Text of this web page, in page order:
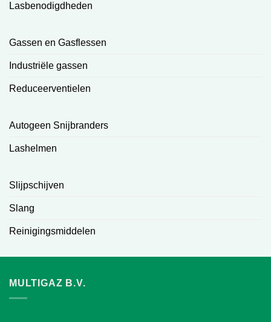
Lasbenodigdheden
Gassen en Gasflessen
Industriële gassen
Reduceerventielen
Autogeen Snijbranders
Lashelmen
Slijpschijven
Slang
Reinigingsmiddelen
MULTIGAZ B.V.